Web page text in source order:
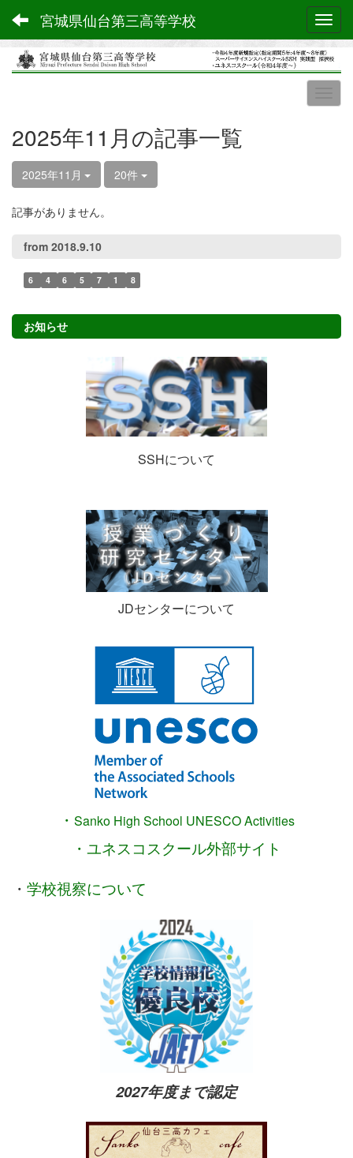
宮城県仙台第三高等学校
2025年11月の記事一覧
2025年11月 20件
記事がありません。
from 2018.9.10
6 4 6 5 7 1 8
お知らせ
SSHについて
JDセンターについて
・ Sanko High School UNESCO Activities
・ユネスコスクール外部サイト
・ 学校視察について
2027年度まで認定